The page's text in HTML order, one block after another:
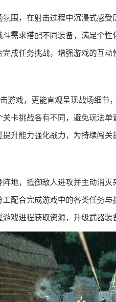
围，在射击过程中沉浸式感受
需求搭配不同装备，满足个性
成任务挑战，增强游戏的互动
游戏，更能直观呈现战场细节
卡挑战各有不同，避免玩法单
升能力强化战力，为持续闯关
地，抵御敌人进攻并主动消灭
配合完成游戏中的各类任务与
戏进程获取资源，升级武器装